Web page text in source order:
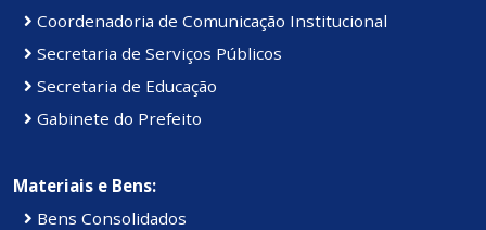
Coordenadoria de Comunicação Institucional
Secretaria de Serviços Públicos
Secretaria de Educação
Gabinete do Prefeito
Materiais e Bens:
Bens Consolidados